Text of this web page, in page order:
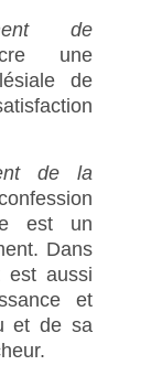
de
une
de
de la
est un
Dans
est aussi
et
et de sa